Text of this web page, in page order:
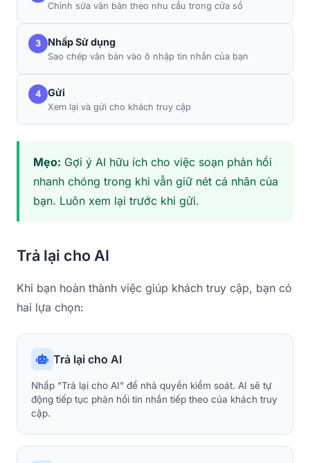
Chỉnh sửa văn bản theo nhu cầu trong cửa sổ
3 Nhấp Sử dụng
Sao chép văn bản vào ô nhập tin nhắn của bạn
4 Gửi
Xem lại và gửi cho khách truy cập
Mẹo: Gợi ý AI hữu ích cho việc soạn phản hồi
nhanh chóng trong khi vẫn giữ nét cá nhân của
bạn. Luôn xem lại trước khi gửi.
Trả lại cho AI
Khi bạn hoàn thành việc giúp khách truy cập, bạn có
hai lựa chọn:
Trả lại cho AI
Nhấp "Trả lại cho AI" để nhả quyền kiểm soát. AI sẽ tự
động tiếp tục phản hồi tin nhắn tiếp theo của khách truy
cập.